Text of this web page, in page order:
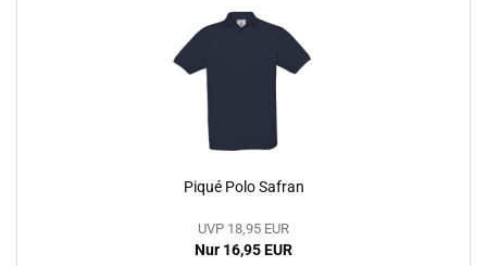
Piqué Polo Safran
UVP 18,95 EUR
Nur 16,95 EUR